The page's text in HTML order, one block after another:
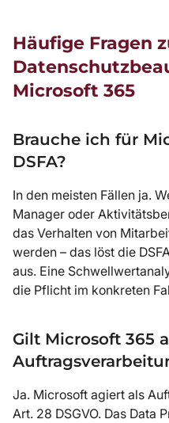
Häufige Fragen
Microsoft 365
Brauche ich für
DSFA?
In den meisten Fällen ja.
Manager oder
das Verhalten von
werden – das löst die
aus. Eine
die Pflicht im konkreten
Gilt Microsoft 365
Ja. Microsoft agiert als
Art. 28 DSGVO. Das Data